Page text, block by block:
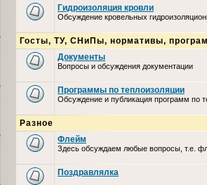
Гидроизоляция кровли
Обсуждение кровельных
Госты, ТУ, СНиПы, нормативы,
Документы
Вопросы и обсуждения документации
Программы по теплоизоляции
Обсуждение и публикация программ по
Разное
Флейм
Здесь обсуждаем любые вопросы, т.е.
Поздравлялка